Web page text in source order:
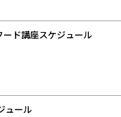
ド講座スケジュール
ュール